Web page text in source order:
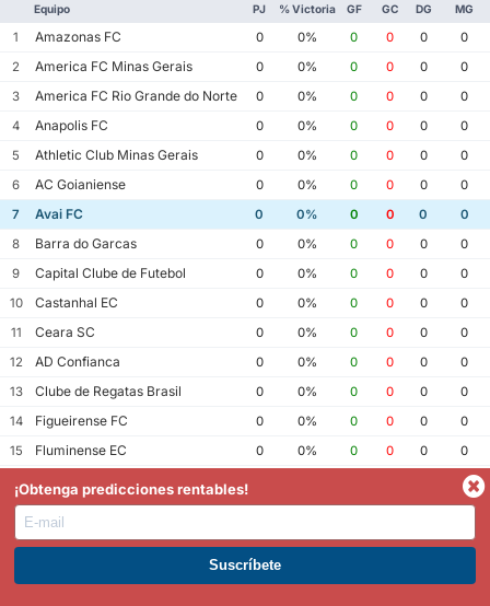
Equipo PJ % Victoria GF GC DG MG
1 Amazonas FC 0 0% 0 0 0
0
2
America FC Minas Gerais 0 0% 0 0 0
0
3
America FC Rio Grande do Norte 0 0% 0 0 0
0
4
Anapolis FC 0 0% 0 0 0
0
5
Athletic Club Minas Gerais 0 0% 0 0 0
0
6
AC Goianiense 0 0% 0 0 0
0
7
Avai FC 0 0% 0 0 0
0
8
Barra do Garcas 0 0% 0 0 0
0
9
Capital Clube de Futebol 0 0% 0 0 0
0
10
Castanhal EC 0 0% 0 0 0
0
11
Ceara SC 0 0% 0 0 0
0
12
AD Confianca 0 0% 0 0 0
0
13
Clube de Regatas Brasil 0 0% 0 0 0
0
14
Figueirense FC 0 0% 0 0 0
0
15
Fluminense EC 0 0% 0 0 0
0
0
17
Goias EC 0 0% 0 0 0
0
18
Guarany FC Bage 0 0% 0 0 0
0
0
ÚNETE A PREMIUM. GANA AHORA.
¡Obtenga predicciones rentables!